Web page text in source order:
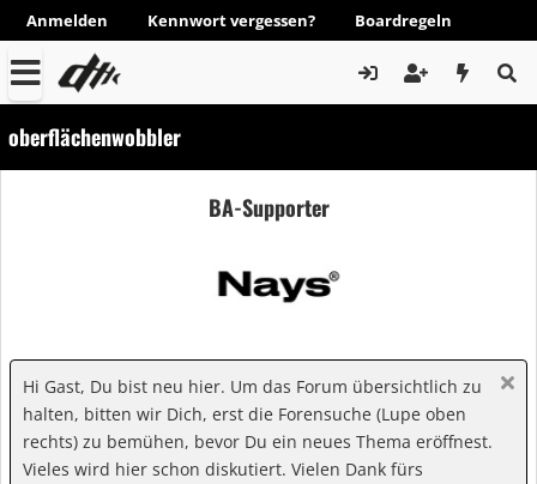
Anmelden Kennwort vergessen? Boardregeln
oberflächenwobbler
BA-Supporter
Hi Gast, Du bist neu hier. Um das Forum übersichtlich zu
halten, bitten wir Dich, erst die Forensuche (Lupe oben
rechts) zu bemühen, bevor Du ein neues Thema eröffnest.
Vieles wird hier schon diskutiert. Vielen Dank fürs